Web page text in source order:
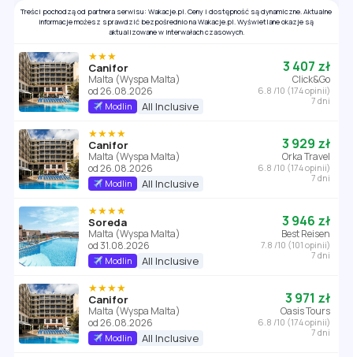
Treści pochodzą od partnera serwisu: Wakacje.pl. Ceny i dostępność są dynamiczne. Aktualne
informacje możesz sprawdzić bezpośrednio na Wakacje.pl. Wyświetlane okazje są
aktualizowane w interwałach czasowych.
★★★
Canifor
Malta (Wyspa Malta)
od 26.08.2026
Modlin All Inclusive
3 407 zł
Click&Go
6.8 /10 (174 opinii)
7 dni
★★★★
Canifor
Malta (Wyspa Malta)
od 26.08.2026
Modlin All Inclusive
3 929 zł
Orka Travel
6.8 /10 (174 opinii)
7 dni
★★★★
Soreda
Malta (Wyspa Malta)
od 31.08.2026
Modlin All Inclusive
3 946 zł
Best Reisen
7.8 /10 (101 opinii)
7 dni
★★★★
Canifor
Malta (Wyspa Malta)
od 26.08.2026
Modlin All Inclusive
3 971 zł
Oasis Tours
6.8 /10 (174 opinii)
7 dni